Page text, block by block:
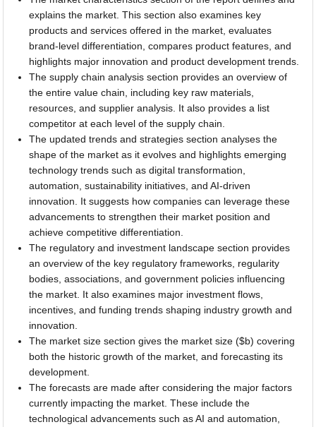
explains the market. This section also examines key
products and services offered in the market, evaluates
brand-level differentiation, compares product features, and
highlights major innovation and product development trends.
The supply chain analysis section provides an overview of
the entire value chain, including key raw materials,
resources, and supplier analysis. It also provides a list
competitor at each level of the supply chain.
The updated trends and strategies section analyses the
shape of the market as it evolves and highlights emerging
technology trends such as digital transformation,
automation, sustainability initiatives, and AI-driven
innovation. It suggests how companies can leverage these
advancements to strengthen their market position and
achieve competitive differentiation.
The regulatory and investment landscape section provides
an overview of the key regulatory frameworks, regularity
bodies, associations, and government policies influencing
the market. It also examines major investment flows,
incentives, and funding trends shaping industry growth and
innovation.
The market size section gives the market size ($b) covering
both the historic growth of the market, and forecasting its
development.
The forecasts are made after considering the major factors
currently impacting the market. These include the
technological advancements such as AI and automation,